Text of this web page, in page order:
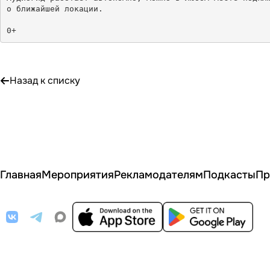
о ближайшей локации.
0+
Назад к списку
ГлавнаяМероприятияРекламодателямПодкасты